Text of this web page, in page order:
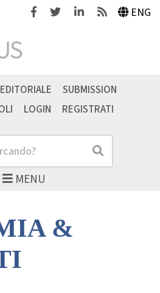
FacebookTwitterLinkedinFeeds ENG
MENU
Cerca
SUBMISSION
LOGIN REGISTRATI
&